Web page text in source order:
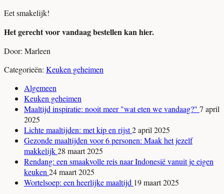
Eet smakelijk!
Het gerecht voor vandaag bestellen kan hier.
Door: Marleen
Categorieën: Keuken geheimen
Algemeen
Keuken geheimen
Maaltijd inspiratie: nooit meer "wat eten we vandaag?" 7 april
2025
Lichte maaltijden: met kip en rijst2 april 2025
Gezonde maaltijden voor 6 personen: Maak het jezelf
makkelijk28 maart 2025
Rendang: een smaakvolle reis naar Indonesië vanuit je eigen
keuken 24 maart 2025
Wortelsoep: een heerlijke maaltijd 19 maart 2025